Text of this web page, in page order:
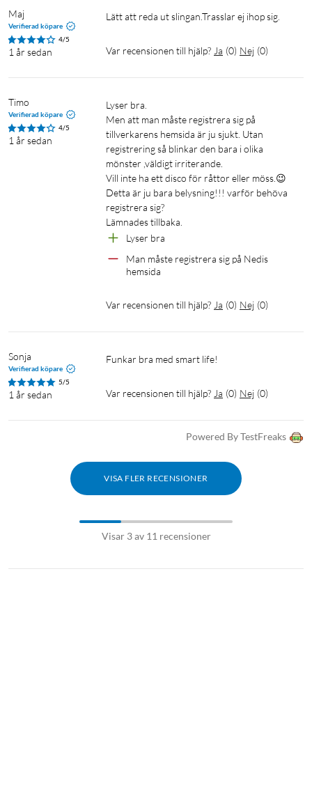
Smart ljusslinga Utomhusbelysning Julbelysning
Ljusslinga Ljusslinga med timer
Maj
Verifierad köpare
4/5
1 år sedan
Lätt att reda ut slingan.Trasslar ej ihop sig.
Var recensionen till hjälp? Ja (0) Nej (0)
Timo
Verifierad köpare
4/5
1 år sedan
Lyser bra.
Men att man måste registrera sig på
tillverkarens hemsida är ju sjukt. Utan
registrering så blinkar den bara i olika
mönster ,väldigt irriterande.
Vill inte ha ett disco för råttor eller möss.😉
Detta är ju bara belysning!!! varför behöva
registrera sig?
Lämnades tillbaka.
Lyser bra
Man måste registrera sig på Nedis
hemsida
Var recensionen till hjälp? Ja (0) Nej (0)
Sonja
Verifierad köpare
5/5
1 år sedan
Funkar bra med smart life!
Var recensionen till hjälp? Ja (0) Nej (0)
Powered By TestFreaks
VISA FLER RECENSIONER
Visar 3 av 11 recensioner